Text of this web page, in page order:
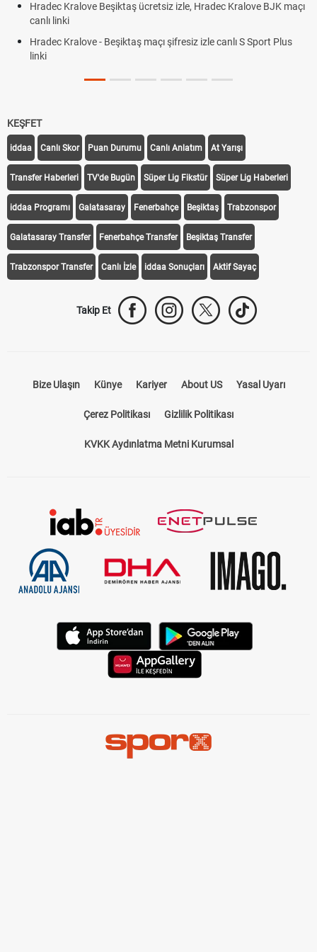
Hradec Kralove Beşiktaş ücretsiz izle, Hradec Kralove BJK maçı
canlı linki
Hradec Kralove - Beşiktaş maçı şifresiz izle canlı S Sport Plus
linki
KEŞFET
iddaa Canlı Skor Puan Durumu Canlı Anlatım At Yarışı
Transfer Haberleri TV'de Bugün Süper Lig Fikstür Süper Lig Haberleri
iddaa Programı Galatasaray Fenerbahçe Beşiktaş Trabzonspor
Galatasaray Transfer Fenerbahçe Transfer Beşiktaş Transfer
Trabzonspor Transfer Canlı İzle iddaa Sonuçları Aktif Sayaç
Takip Et
Bize Ulaşın Künye Kariyer About US Yasal Uyarı
Çerez Politikası Gizlilik Politikası
KVKK Aydınlatma Metni Kurumsal